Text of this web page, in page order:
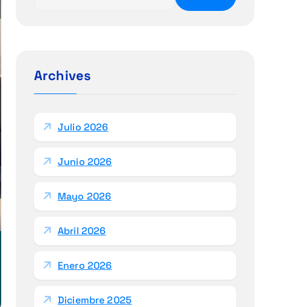
r
Archives
Julio 2026
Junio 2026
Mayo 2026
Abril 2026
Enero 2026
Diciembre 2025